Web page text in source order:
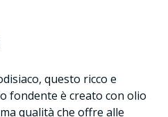
questo ricco e
fondente è creato con olio
qualità che offre alle